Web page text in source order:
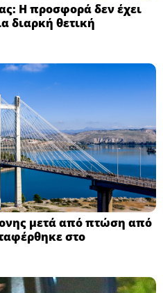
H προσφορά δεν έχει
διαρκή θετική
μετά από πτώση από
στο